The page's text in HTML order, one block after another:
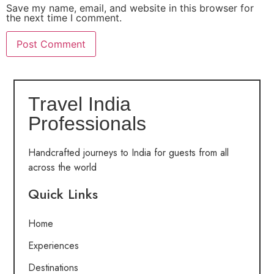
Save my name, email, and website in this browser for
the next time I comment.
Travel India
Professionals
Handcrafted journeys to India for guests from all
across the world
Quick Links
Home
Experiences
Destinations